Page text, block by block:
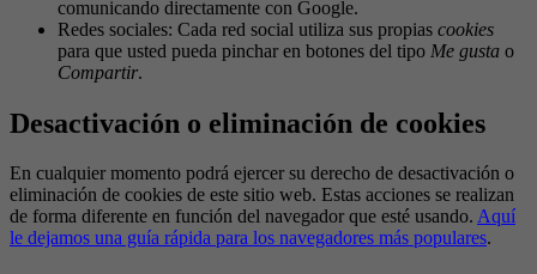
comunicando directamente con Google.
Redes sociales: Cada red social utiliza sus propias cookies
para que usted pueda pinchar en botones del tipo Me gusta o
Compartir.
Desactivación o eliminación de cookies
En cualquier momento podrá ejercer su derecho de desactivación o
eliminación de cookies de este sitio web. Estas acciones se realizan
de forma diferente en función del navegador que esté usando. Aquí
le dejamos una guía rápida para los navegadores más populares.